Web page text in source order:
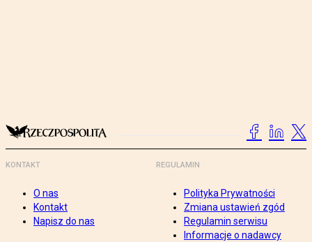
KONTAKT
O nas
Kontakt
Napisz do nas
REGULAMIN
Polityka Prywatności
Zmiana ustawień zgód
Regulamin serwisu
Informacje o nadawcy